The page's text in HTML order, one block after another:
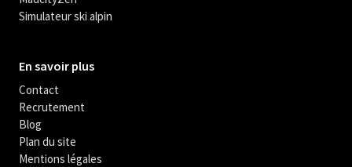
Simulateur ski alpin
En savoir plus
Contact
Recrutement
Blog
Plan du site
Mentions légales